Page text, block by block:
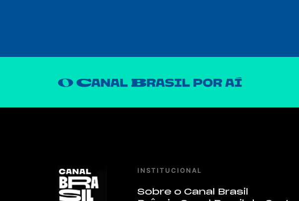
INSTITUCIONAL
Sobre o Canal Brasil